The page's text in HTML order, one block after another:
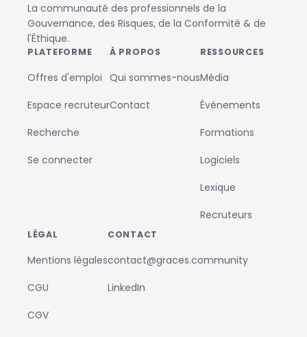
La communauté des professionnels de la
Gouvernance, des Risques, de la Conformité & de
l'Éthique.
PLATEFORME
Offres d'emploi
Espace recruteur
Recherche
Se connecter
À PROPOS
Qui sommes-nous
Contact
RESSOURCES
Média
Événements
Formations
Logiciels
Lexique
Recruteurs
LÉGAL
Mentions légales
CGU
CGV
CONTACT
contact@graces.community
LinkedIn